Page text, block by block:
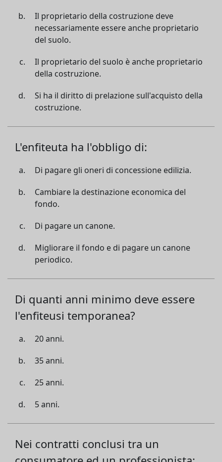
Il proprietario della costruzione deve
necessariamente essere anche proprietario
del suolo.
Il proprietario del suolo è anche proprietario
della costruzione.
Si ha il diritto di prelazione sull'acquisto della
costruzione.
L'enfiteuta ha l'obbligo di:
Di pagare gli oneri di concessione edilizia.
Cambiare la destinazione economica del
fondo.
Di pagare un canone.
Migliorare il fondo e di pagare un canone
periodico.
Di quanti anni minimo deve essere
l'enfiteusi temporanea?
20 anni.
35 anni.
25 anni.
5 anni.
Nei contratti conclusi tra un